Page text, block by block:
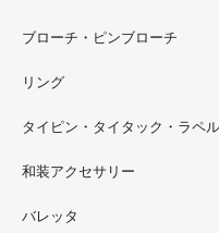
ただ今 東武百貨店船橋
イベントスペースにいま
ブローチ・ピンブローチ
リング
タイピン・タイタック・ラペ
和装アクセサリー
バレッタ